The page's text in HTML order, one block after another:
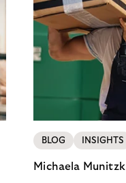
BLOG INSIGHTS
Michaela Munitzk